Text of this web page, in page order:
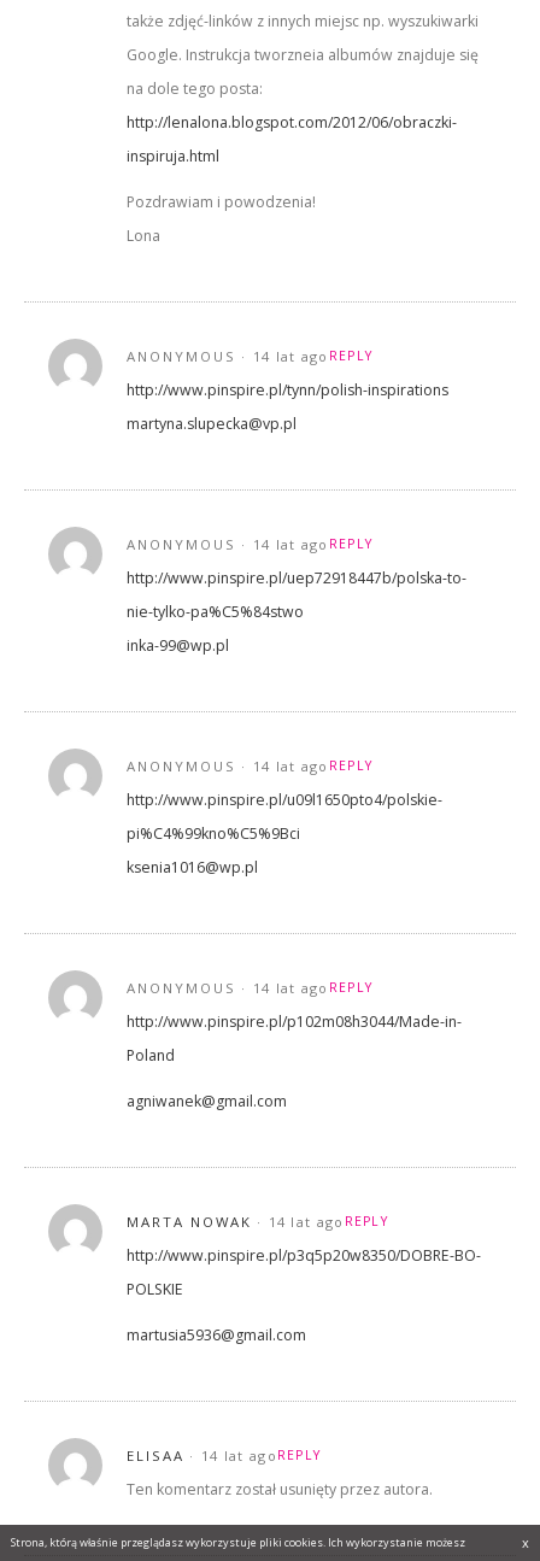
także zdjęć-linków z innych miejsc np. wyszukiwarki
Google. Instrukcja tworzneia albumów znajduje się
na dole tego posta:
http://lenalona.blogspot.com/2012/06/obraczki-
inspiruja.html
Pozdrawiam i powodzenia!
Lona
ANONYMOUS 14 lat ago REPLY
http://www.pinspire.pl/tynn/polish-inspirations
martyna.slupecka@vp.pl
ANONYMOUS 14 lat ago REPLY
http://www.pinspire.pl/uep72918447b/polska-to-
nie-tylko-pa%C5%84stwo
inka-99@wp.pl
ANONYMOUS 14 lat ago REPLY
http://www.pinspire.pl/u09l1650pto4/polskie-
pi%C4%99kno%C5%9Bci
ksenia1016@wp.pl
ANONYMOUS 14 lat ago REPLY
http://www.pinspire.pl/p102m08h3044/Made-in-
Poland
agniwanek@gmail.com
MARTA NOWAK 14 lat ago REPLY
http://www.pinspire.pl/p3q5p20w8350/DOBRE-BO-
POLSKIE
martusia5936@gmail.com
ELISAA 14 lat ago REPLY
Ten komentarz został usunięty przez autora.
Strona, którą właśnie przeglądasz wykorzystuje pliki cookies. Ich wykorzystanie możesz x